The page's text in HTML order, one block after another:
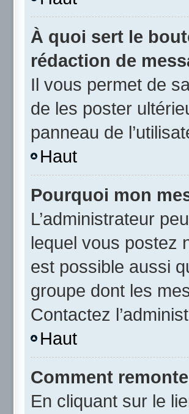
À quoi sert le
rédaction de
Il vous permet de
de les poster
panneau de
Haut
Pourquoi mon
L’administrateur
lequel vous postez
est possible aussi
groupe dont les
Contactez
Haut
Comment
En cliquant sur le